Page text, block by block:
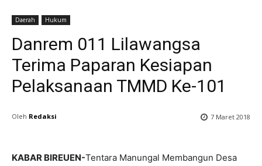
Daerah Hukum
Danrem 011 Lilawangsa
Terima Paparan Kesiapan
Pelaksanaan TMMD Ke-101
Oleh Redaksi 7 Maret 2018
KABAR BIREUEN-Tentara Manungal Membangun Desa